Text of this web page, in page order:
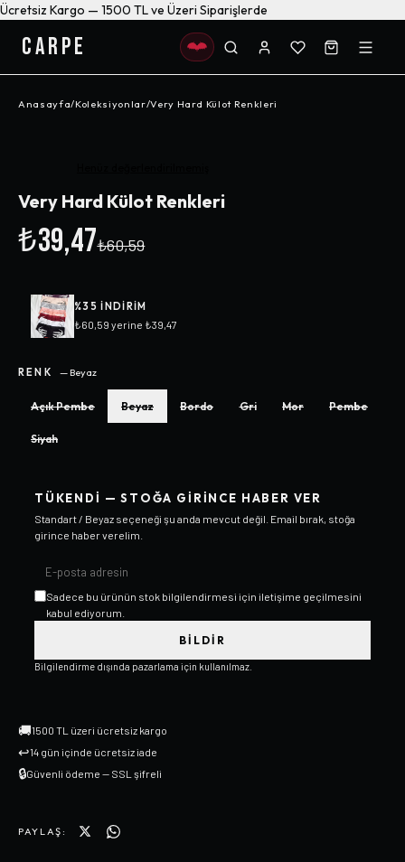
Ücretsiz Kargo — 1500 TL ve Üzeri Siparişlerde
CARPE
Anasayfa/Koleksiyonlar/Very Hard Külot Renkleri
Very Hard Külot Renkleri
₺39,47₺60,59
%35 INDIRIM
₺60,59 yerine ₺39,47
RENK — Beyaz
Açık Pembe Beyaz Bordo Gri Mor Pembe
Siyah
TÜKENDI — STOĞA GIRINCE HABER VER
Standart / Beyaz seçeneği şu anda mevcut değil. Email bırak, stoğa
girince haber verelim.
Sadece bu ürünün stok bilgilendirmesi için iletişime geçilmesini
kabul ediyorum.
BILDIR
Bilgilendirme dışında pazarlama için kullanılmaz.
🚚1500 TL üzeri ücretsiz kargo
↩14 gün içinde ücretsiz iade
🔒Güvenli ödeme — SSL şifreli
PAYLAŞ: